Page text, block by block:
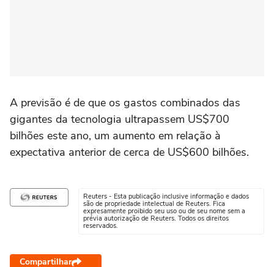
A previsão é de que os gastos combinados das
gigantes da tecnologia ultrapassem US$700
bilhões este ano, um aumento em relação à
expectativa anterior de cerca de US$600 bilhões.
Reuters - Esta publicação inclusive informação e dados
são de propriedade intelectual de Reuters. Fica
expresamente proibido seu uso ou de seu nome sem a
prévia autorização de Reuters. Todos os direitos
reservados.
Compartilhar